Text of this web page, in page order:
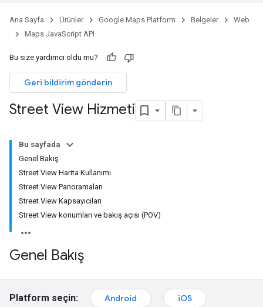
Ana Sayfa Ürünler Google Maps Platform Belgeler
Web
Maps JavaScript API
Bu size yardımcı oldu mu?
Geri bildirim gönderin
Street View Hizmeti
Bu sayfada
Genel Bakış
Street View Harita Kullanımı
Street View Panoramaları
Street View Kapsayıcıları
Street View konumları ve bakış açısı (POV)
Genel Bakış
Platform seçin: Android
iOS